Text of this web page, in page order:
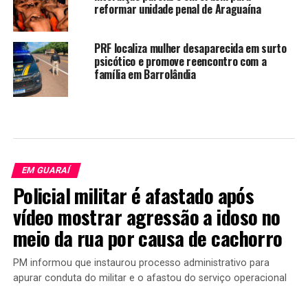
reformar unidade penal de Araguaína
PRF localiza mulher desaparecida em surto
psicótico e promove reencontro com a
família em Barrolândia
EM GUARAÍ
Policial militar é afastado após
vídeo mostrar agressão a idoso no
meio da rua por causa de cachorro
PM informou que instaurou processo administrativo para
apurar conduta do militar e o afastou do serviço operacional